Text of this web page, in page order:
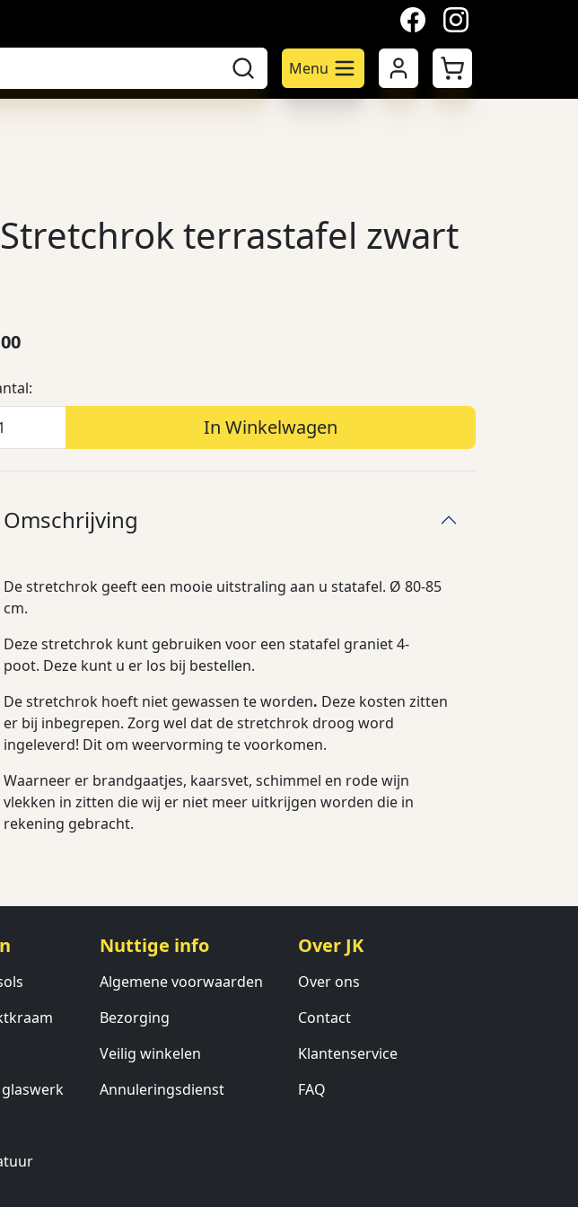
facebookinstagram
Menu Mijn accountWinkelwagen
terrastafel zwart
In Winkelwagen
Omschrijving
De stretchrok geeft een mooie uitstraling aan u statafel. Ø 80-85
cm.
Deze stretchrok kunt gebruiken voor een statafel graniet 4-
poot. Deze kunt u er los bij bestellen.
De stretchrok hoeft niet gewassen te worden. Deze kosten zitten
er bij inbegrepen. Zorg wel dat de stretchrok droog word
ingeleverd! Dit om weervorming te voorkomen.
Waarneer er brandgaatjes, kaarsvet, schimmel en rode wijn
vlekken in zitten die wij er niet meer uitkrijgen worden die in
rekening gebracht.
Nuttige info
Algemene voorwaarden
Bezorging
Veilig winkelen
Annuleringsdienst
Over JK
Over ons
Contact
Klantenservice
FAQ